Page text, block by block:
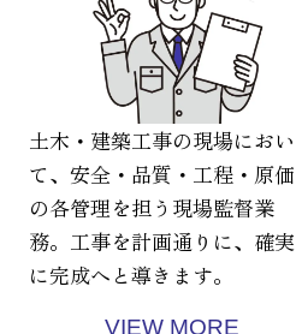
土木・建築工事の現場におい
て、安全・品質・工程・原価
の各管理を担う現場監督業
務。工事を計画通りに、確実
に完成へと導きます。
VIEW MORE